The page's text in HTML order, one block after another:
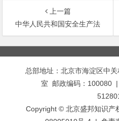
上一篇
中华人民共和国安全生产法
文
章
总部地址：北京市海淀区中
室 邮政编码：100080
Copyright © 北京盛邦知识